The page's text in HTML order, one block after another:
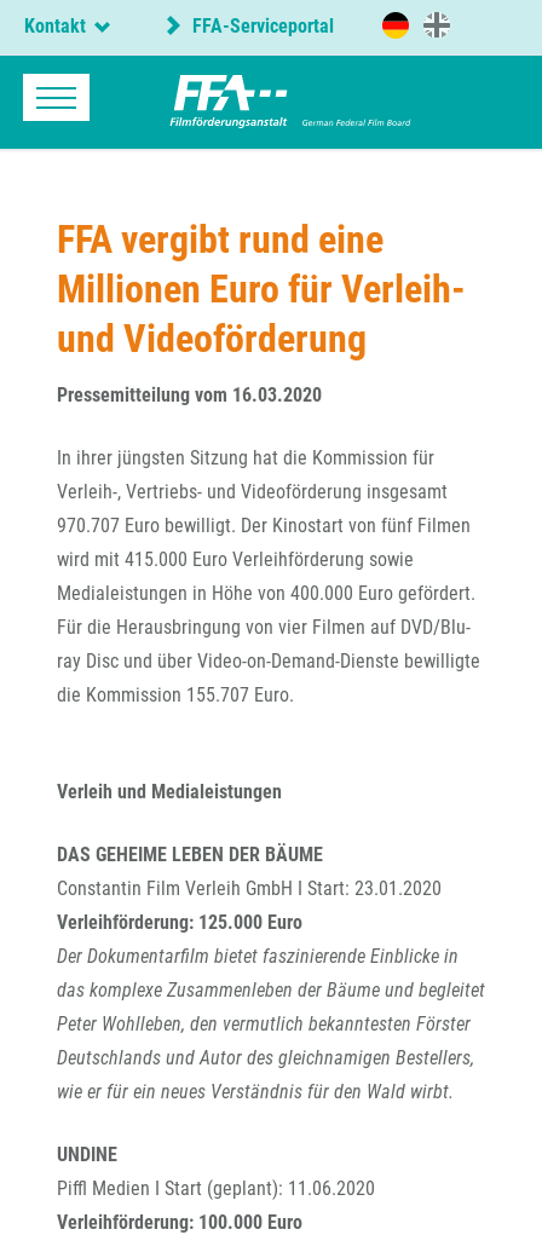
Kontakt FFA-Serviceportal
FFA vergibt rund eine
Millionen Euro für Verleih-
und Videoförderung
Pressemitteilung vom 16.03.2020
In ihrer jüngsten Sitzung hat die Kommission für
Verleih-, Vertriebs- und Videoförderung insgesamt
970.707 Euro bewilligt. Der Kinostart von fünf Filmen
wird mit 415.000 Euro Verleihförderung sowie
Medialeistungen in Höhe von 400.000 Euro gefördert.
Für die Herausbringung von vier Filmen auf DVD/Blu-
ray Disc und über Video-on-Demand-Dienste bewilligte
die Kommission 155.707 Euro.
Verleih und Medialeistungen
DAS GEHEIME LEBEN DER BÄUME
Constantin Film Verleih GmbH I Start: 23.01.2020
Verleihförderung: 125.000 Euro
Der Dokumentarfilm bietet faszinierende Einblicke in
das komplexe Zusammenleben der Bäume und begleitet
Peter Wohlleben, den vermutlich bekanntesten Förster
Deutschlands und Autor des gleichnamigen Bestellers,
wie er für ein neues Verständnis für den Wald wirbt.
UNDINE
Piffl Medien I Start (geplant): 11.06.2020
Verleihförderung: 100.000 Euro